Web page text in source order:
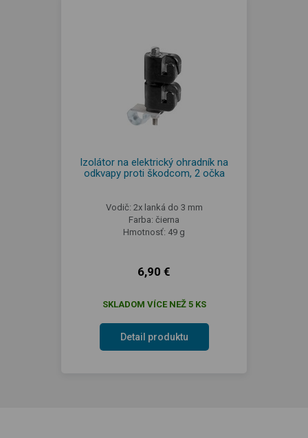
Izolátor na elektrický ohradník na
odkvapy proti škodcom, 2 očka
Vodič: 2x lanká do 3 mm
Farba: čierna
Hmotnosť: 49 g
6,90 €
SKLADOM VÍCE NEŽ 5 KS
Detail produktu